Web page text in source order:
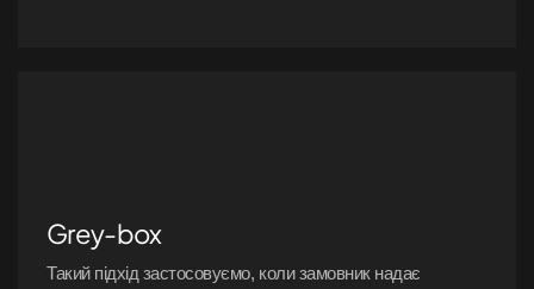
Grey-box
Такий підхід застосовуємо, коли замовник надає